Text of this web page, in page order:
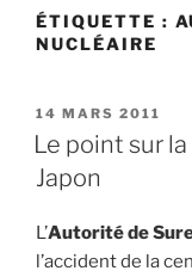
ÉTIQUETTE :
NUCLÉAIRE
PUBLIÉ
LE
14 MARS 2011
Le point sur
Japon
L’Autorité de
l’accident de la